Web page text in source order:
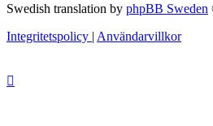
Swedish translation by phpBB Sweden
Integritetspolicy | Användarvillkor